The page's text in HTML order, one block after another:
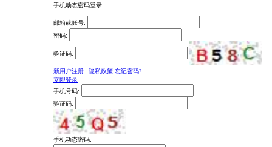
手机动态密码登录
邮箱或账号:
密码:
验证码:
新用户注册 隐私政策 忘记密码?
立即登录
手机号码:
验证码:
手机动态密码: